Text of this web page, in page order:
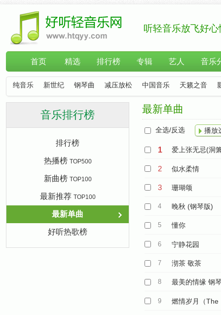
听轻音乐放飞好心
首页 精选 排行榜 专辑 艺人 音乐
纯音乐 新世纪 钢琴曲 减压放松 中国音乐 天籁之音
音乐排行榜
排行榜
热播榜 TOP500
新曲榜 TOP100
最新推荐 TOP100
最新单曲
好听热歌榜
最新单曲
全选/反选 播放
1 爱上张无忌(洞
2 似水柔情
3 珊瑚颂
4 晚秋 (钢琴版)
5 懂你
6 宁静花园
7 沏茶 敬茶
8 最美的情缘 钢
9 燃情岁月（The